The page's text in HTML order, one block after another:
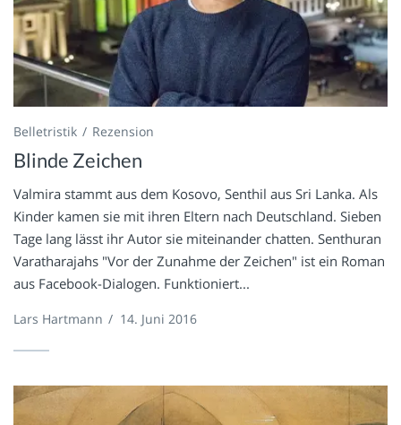
Belletristik Rezension
Blinde Zeichen
Valmira stammt aus dem Kosovo, Senthil aus Sri Lanka. Als
Kinder kamen sie mit ihren Eltern nach Deutschland. Sieben
Tage lang lässt ihr Autor sie miteinander chatten. Senthuran
Varatharajahs "Vor der Zunahme der Zeichen" ist ein Roman
aus Facebook-Dialogen. Funktioniert...
Lars Hartmann / 14. Juni 2016